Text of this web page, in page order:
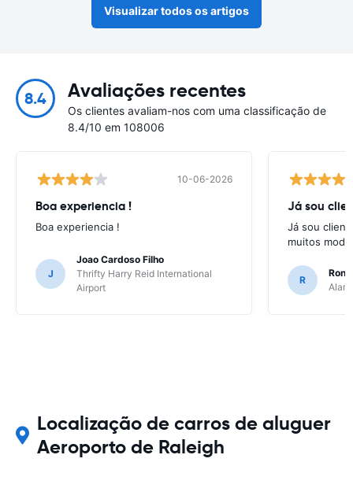
Visualizar todos os artigos
8.4 Avaliações recentes
Os clientes avaliam-nos com uma classificação de
8.4/10 em 108006
10-06-2026
Boa experiencia !
Boa experiencia !
J
Joao Cardoso Filho
Thrifty Harry Reid International
Airport
Já sou
Já sou
muitos
R
Localização de carros de aluguer
Aeroporto de Raleigh